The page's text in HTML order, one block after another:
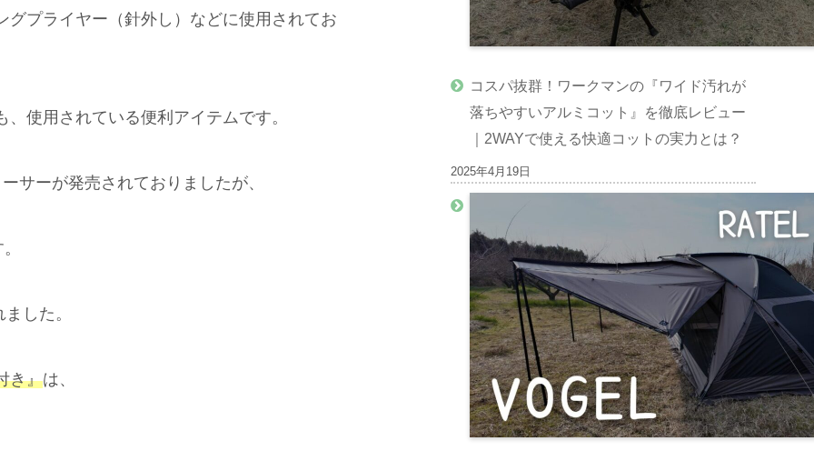
プライヤー（針外し）などに使用されてお
使用されている便利アイテムです。
サーが発売されておりましたが、
した。
き』は、
コスパ抜群！ワークマンの『ワイド汚れが
落ちやすいアルミコット』を徹底レビュー
｜2WAYで使える快適コットの実力とは？
2025年4月19日